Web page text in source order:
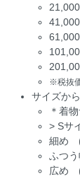
※税抜
サイズか
＊着
> Sサ
細め (
ふつ
広め (